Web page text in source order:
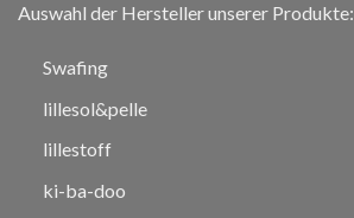
Auswahl der Hersteller unserer Produkte:
Swafing
lillesol&pelle
lillestoff
ki-ba-doo